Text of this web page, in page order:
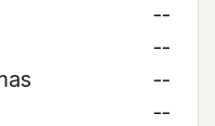
--
--
--
--